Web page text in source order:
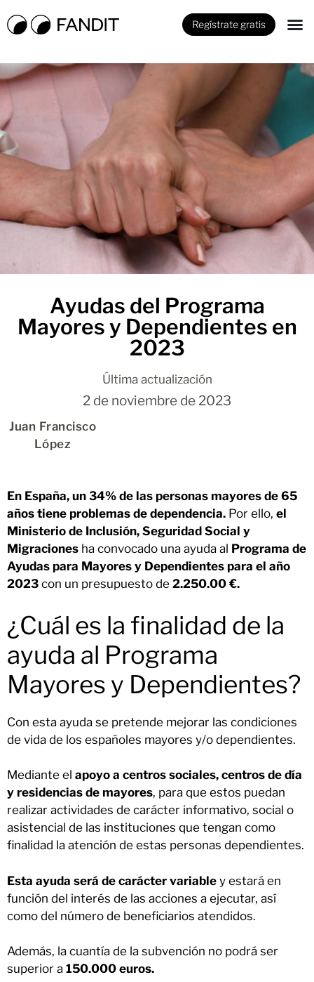
Regístrate gratis
Ayudas del Programa
Mayores y Dependientes en
2023
Última actualización
2 de noviembre de 2023
Juan Francisco
López
En España, un 34% de las personas mayores de 65
años tiene problemas de dependencia. Por ello, el
Ministerio de Inclusión, Seguridad Social y
Migraciones ha convocado una ayuda al Programa de
Ayudas para Mayores y Dependientes para el año
2023 con un presupuesto de 2.250.00 €.
¿Cuál es la finalidad de la
ayuda al Programa
Mayores y Dependientes?
Con esta ayuda se pretende mejorar las condiciones
de vida de los españoles mayores y/o dependientes.
Mediante el apoyo a centros sociales, centros de día
y residencias de mayores, para que estos puedan
realizar actividades de carácter informativo, social o
asistencial de las instituciones que tengan como
finalidad la atención de estas personas dependientes.
Esta ayuda será de carácter variable y estará en
función del interés de las acciones a ejecutar, así
como del número de beneficiarios atendidos.
Además, la cuantía de la subvención no podrá ser
superior a 150.000 euros.